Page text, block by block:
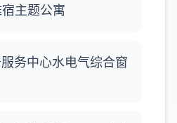
主题公寓
务中心水电气综合窗